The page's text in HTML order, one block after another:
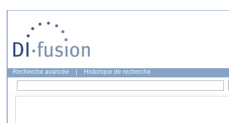
Recherche avancée Historique de recherche